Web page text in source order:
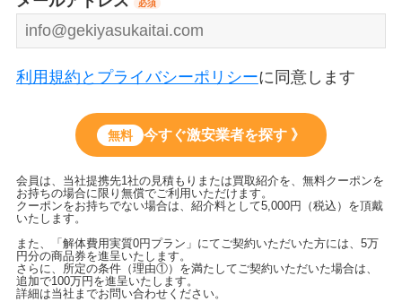
必須
利用規約とプライバシーポリシーに同意します
無料 今すぐ激安業者を探す 》
会員は、当社提携先1社の見積もりまたは買取紹介を、無料クーポンを
お持ちの場合に限り無償でご利用いただけます。
クーポンをお持ちでない場合は、紹介料として5,000円（税込）を頂戴
いたします。
また、「解体費用実質0円プラン」にてご契約いただいた方には、5万
円分の商品券を進呈いたします。
さらに、所定の条件（理由①）を満たしてご契約いただいた場合は、
追加で100万円を進呈いたします。
詳細は当社までお問い合わせください。